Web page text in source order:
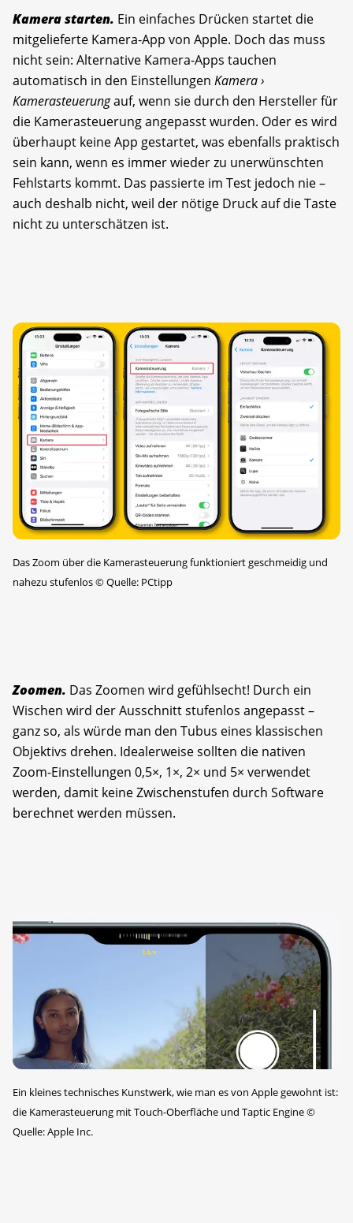
Kamera starten. Ein einfaches Drücken startet die
mitgelieferte Kamera-App von Apple. Doch das muss
nicht sein: Alternative Kamera-Apps tauchen
automatisch in den Einstellungen Kamera ›
Kamerasteuerungauf, wenn sie durch den Hersteller für
die Kamerasteuerung angepasst wurden. Oder es wird
überhaupt keine App gestartet, was ebenfalls praktisch
sein kann, wenn es immer wieder zu unerwünschten
Fehlstarts kommt. Das passierte im Test jedoch nie –
auch deshalb nicht, weil der nötige Druck auf die Taste
nicht zu unterschätzen ist.
Das Zoom über die Kamerasteuerung funktioniert geschmeidig und
nahezu stufenlos©Quelle: PCtipp
Zoomen. Das Zoomen wird gefühlsecht! Durch ein
Wischen wird der Ausschnitt stufenlos angepasst –
ganz so, als würde man den Tubus eines klassischen
Objektivs drehen. Idealerweise sollten die nativen
Zoom-Einstellungen 0,5×, 1×, 2× und 5× verwendet
werden, damit keine Zwischenstufen durch Software
berechnet werden müssen.
Ein kleines technisches Kunstwerk, wie man es von Apple gewohnt ist:
die Kamerasteuerung mit Touch-Oberfläche und Taptic Engine©
Quelle: Apple Inc.